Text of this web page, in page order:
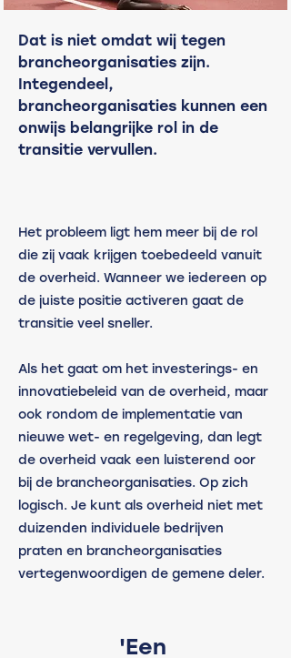
Dat is niet omdat wij tegen
brancheorganisaties zijn.
Integendeel,
brancheorganisaties kunnen een
onwijs belangrijke rol in de
transitie vervullen.
Het probleem ligt hem meer bij de rol
die zij vaak krijgen toebedeeld vanuit
de overheid. Wanneer we iedereen op
de juiste positie activeren gaat de
transitie veel sneller.
Als het gaat om het investerings- en
innovatiebeleid van de overheid, maar
ook rondom de implementatie van
nieuwe wet- en regelgeving, dan legt
de overheid vaak een luisterend oor
bij de brancheorganisaties. Op zich
logisch. Je kunt als overheid niet met
duizenden individuele bedrijven
praten en brancheorganisaties
vertegenwoordigen de gemene deler.
'Een